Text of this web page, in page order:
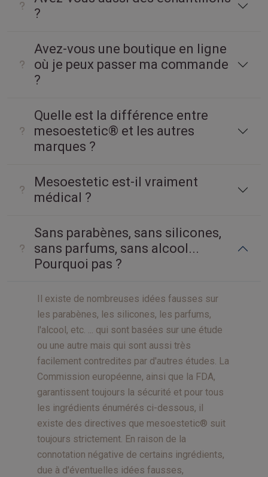
?
Avez-vous une boutique en ligne
où je peux passer ma commande
?
Quelle est la différence entre
mesoestetic® et les autres
marques ?
Mesoestetic est-il vraiment
médical ?
Sans parabènes, sans silicones,
sans parfums, sans alcool...
Pourquoi pas ?
Il existe de nombreuses idées fausses sur
les parabènes, les silicones, les parfums,
l'alcool, etc. ... qui sont basées sur une étude
ou une autre mais qui sont aussi très
facilement contredites par d'autres études. La
Commission européenne, ainsi que la FDA,
garantissent toujours la sécurité et pour tous
les ingrédients énumérés ci-dessous, il
existe des directives que mesoestetic® suit
toujours strictement. En raison de la
connotation négative de certains ingrédients,
due à d'éventuelles idées fausses,